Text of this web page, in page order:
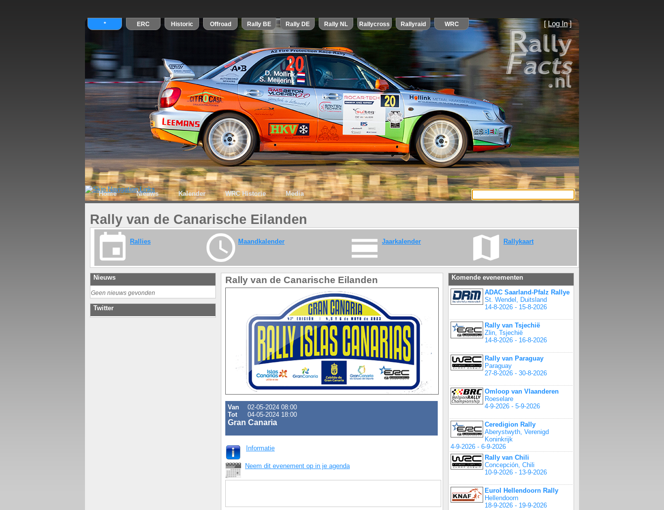
[ Log In]
Home Nieuws Kalender WRC Historie Media
Rally van de Canarische Eilanden
Rallies Maandkalender Jaarkalender Rallykaart
Nieuws
Geen nieuws gevonden
Twitter
Rally van de Canarische Eilanden
Van
02-05-2024 08:00
Tot
04-05-2024 18:00
Gran Canaria
Informatie
Neem dit evenement op in je agenda
Komende evenementen
ADAC Saarland-Pfalz Rallye
St. Wendel, Duitsland
14-8-2026 - 15-8-2026
Rally van Tsjechië
Zlin, Tsjechië
14-8-2026 - 16-8-2026
Rally van Paraguay
Paraguay
27-8-2026 - 30-8-2026
Omloop van Vlaanderen
Roeselare
4-9-2026 - 5-9-2026
Ceredigion Rally
Aberystwyth, Verenigd
Koninkrijk
4-9-2026 - 6-9-2026
Rally van Chili
Concepción, Chili
10-9-2026 - 13-9-2026
Eurol Hellendoorn Rally
Hellendoorn
18-9-2026 - 19-9-2026